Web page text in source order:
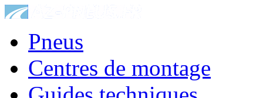
Pneus
Centres de montage